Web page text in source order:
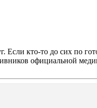
кто-то до сих по
официальной